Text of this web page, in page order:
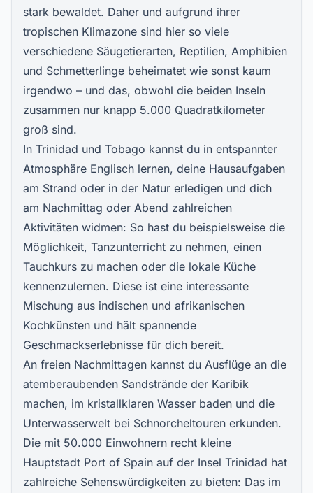
stark bewaldet. Daher und aufgrund ihrer
tropischen Klimazone sind hier so viele
verschiedene Säugetierarten, Reptilien, Amphibien
und Schmetterlinge beheimatet wie sonst kaum
irgendwo – und das, obwohl die beiden Inseln
zusammen nur knapp 5.000 Quadratkilometer
groß sind.
In Trinidad und Tobago kannst du in entspannter
Atmosphäre Englisch lernen, deine Hausaufgaben
am Strand oder in der Natur erledigen und dich
am Nachmittag oder Abend zahlreichen
Aktivitäten widmen: So hast du beispielsweise die
Möglichkeit, Tanzunterricht zu nehmen, einen
Tauchkurs zu machen oder die lokale Küche
kennenzulernen. Diese ist eine interessante
Mischung aus indischen und afrikanischen
Kochkünsten und hält spannende
Geschmackserlebnisse für dich bereit.
An freien Nachmittagen kannst du Ausflüge an die
atemberaubenden Sandstrände der Karibik
machen, im kristallklaren Wasser baden und die
Unterwasserwelt bei Schnorcheltouren erkunden.
Die mit 50.000 Einwohnern recht kleine
Hauptstadt Port of Spain auf der Insel Trinidad hat
zahlreiche Sehenswürdigkeiten zu bieten: Das im